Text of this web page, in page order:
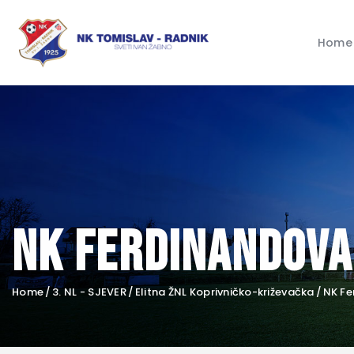
Home
NK
Home 3. NL - SJEVER Elitna ŽNL Koprivničko-križevačka NK